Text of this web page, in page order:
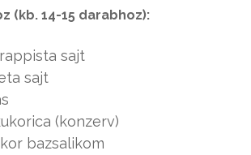
(kb. 14-15 darabhoz):
sajt
sajt
(konzerv)
bazsalikom